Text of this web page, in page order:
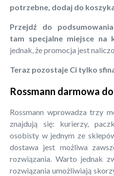
potrzebne, dodaj do
Przejdź do
tam specjalne miejsce na
jednak, że promocja jest
Teraz pozostaje Ci tylko
Rossmann darmowa
Rossmann wprowadza trzy
znajdują się: kurierzy,
osobisty w jednym ze
dostawa jest możliwa
rozwiązania. Warto jednak
rozwiązania umożliwiają